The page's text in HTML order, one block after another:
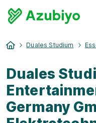
Duales Studium
Duales
Germany